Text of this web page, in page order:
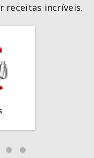
receitas incríveis.